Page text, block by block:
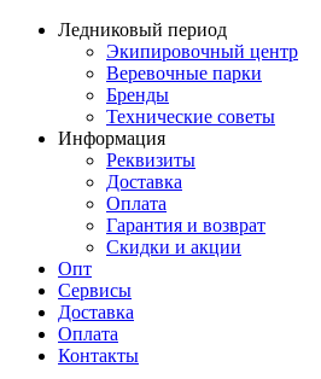
Ледниковый период
Экипировочный центр
Веревочные парки
Бренды
Технические советы
Информация
Реквизиты
Доставка
Оплата
Гарантия и возврат
Скидки и акции
Опт
Сервисы
Доставка
Оплата
Контакты